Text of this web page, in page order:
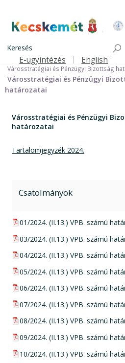
tartalomra
Kecskemét Város
Keresés
Felső navigáció
E-ügyintézés English
Önkormányzat
Bizottságok 2014-2024
Városstratégiai és Pénzügyi Bizottság
Városstratégiai és Pénzügyi Bizottság
Városstratégiai és Pénzügyi
határozatai
Városstratégiai és Pénzügyi
határozatai
Tartalomjegyzék 2024.
Csatolmányok
pdf csatolmány:
01/2024. (II.13.) VPB. számú
pdf csatolmány:
03/2024. (II.13.) VPB. számú
pdf csatolmány:
04/2024. (II.13.) VPB. számú
pdf csatolmány:
05/2024. (II.13.) VPB. számú
pdf csatolmány:
06/2024. (II.13.) VPB. számú
pdf csatolmány:
07/2024. (II.13.) VPB. számú
pdf csatolmány:
08/2024. (II.13.) VPB. számú
pdf csatolmány:
09/2024. (II.13.) VPB. számú
pdf csatolmány:
10/2024. (II.13.) VPB. számú